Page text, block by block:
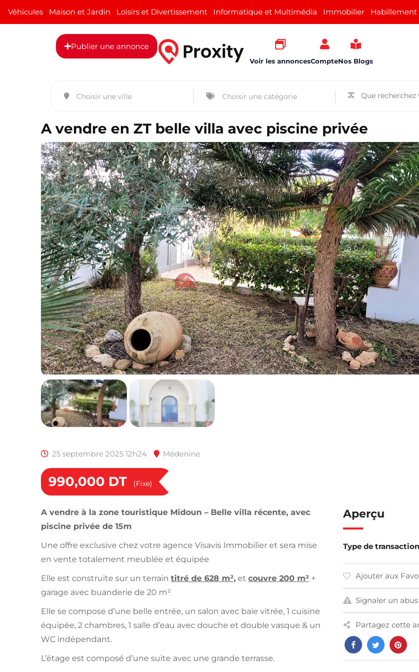
Véhicules Maison et Jardin Loisirs et Divertissement Informatique et Multimédia Immobilier Habillement
Publier une annonce
Voir les annoncesCompteNos Blogs
A vendre en ZT belle villa avec piscine privée
25 septembre 2025 12h24 Médenine
990,000 DT (Fixe)
A vendre à la zone touristique Midoun – Belle villa récente, avec
piscine privée de 15m
Une offre exclusive chez votre agence Visavis Immobilier et sera mise
en vente totalement meublée et équipée
Elle est construite sur un terrain titré de 628 m², et couvre 200 m² +
garage avec buanderie de 20 m²
Elle se compose d’une belle entrée, un salon avec baie vitrée, 1 cuisine
équipée, 2 chambres, 1 salle d’eau avec douche et double vasque & un
WC indépendant.
L’étage est composé d’une suite avec une grande terrasse.
Aperçu
Type de
Ajouter aux
Signaler un abus
Partagez cette